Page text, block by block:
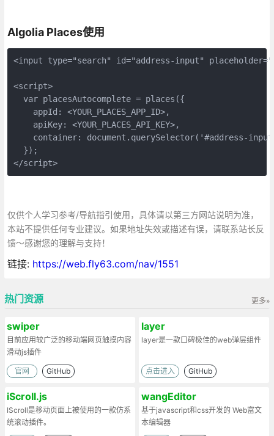
Algolia Places使用
<input type="search" id="address-input"
<script>
  var placesAutocomplete = places({
    appId: <YOUR_PLACES_APP_ID>,
    apiKey: <YOUR_PLACES_API_KEY>,
container: document.querySelector('#address-
  });
</script>
仅供个人学习参考/导航指引使用，具体请以第三方网站说明为准，
本站不提供任何专业建议。如果地址失效或描述有误，请联系站长反
馈～感谢您的理解与支持！
链接: https://web.fly63.com/nav/1551
更多»
热门资源
swiper
目前应用较广泛的移动端网页触摸内容
滑动js插件
官网 GitHub
layer
layer是一款口碑极佳的web弹层组件
点击进入 GitHub
iScroll.js
IScroll是移动页面上被使用的一款仿系
统滚动插件。
wangEditor
基于javascript和css开发的 Web富文
本编辑器